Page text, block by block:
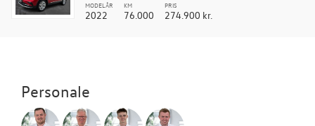
MODELÅR
2022
KM
76.000
PRIS
274.900 kr.
Personale